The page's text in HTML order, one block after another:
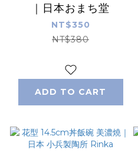
｜日本おまち堂
NT$350
NT$380
ADD TO CART